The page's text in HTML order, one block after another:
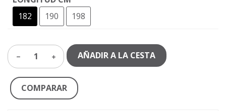
182
190 198
1 AÑADIR A LA CESTA
COMPARAR